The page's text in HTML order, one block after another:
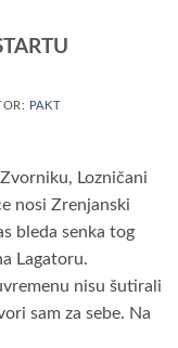
PAKT
Lozničani
nosi Zrenjanski
bleda senka tog
Lagatoru.
nisu šutirali
sam za sebe. Na